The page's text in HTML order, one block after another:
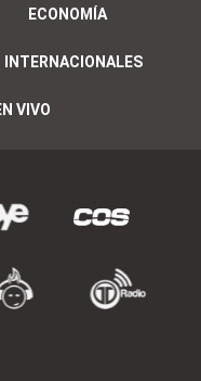
ECONOMÍA
INTERNACIONALES
VIVO